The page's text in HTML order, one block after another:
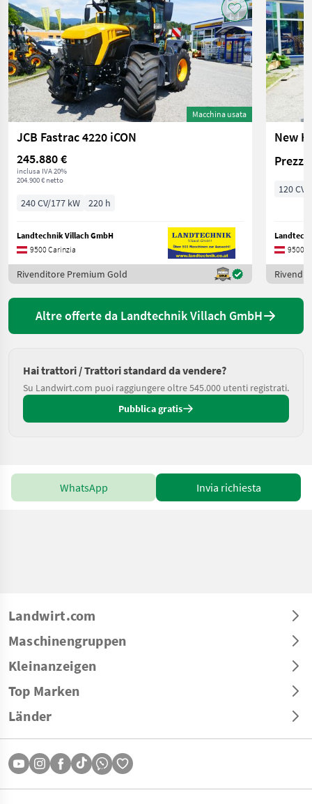
Macchina usata
JCB Fastrac 4220 iCON
245.880 €
inclusa IVA 20%
204.900 € netto
240 CV/177 kW 220 h
Landtechnik Villach GmbH
9500 Carinzia
Rivenditore Premium Gold
120 CV/
9500
Altre offerte da Landtechnik Villach GmbH
Hai trattori / Trattori standard da vendere?
Su Landwirt.com puoi raggiungere oltre 545.000 utenti registrati.
Pubblica gratis
WhatsApp Invia richiesta
Landwirt.com
Maschinengruppen
Kleinanzeigen
Top Marken
Länder